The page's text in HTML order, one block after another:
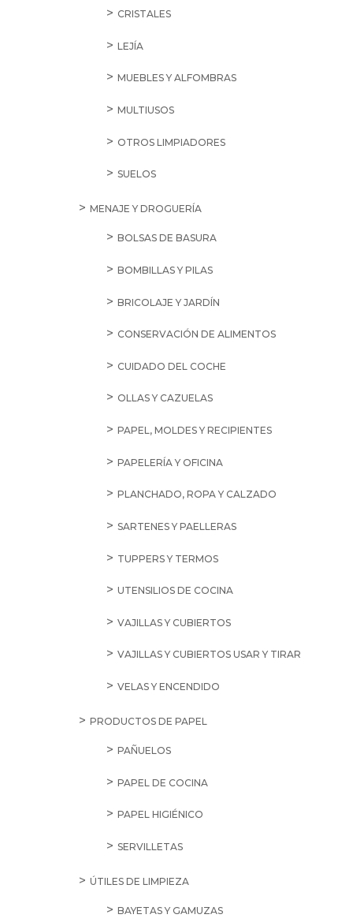
CRISTALES
LEJÍA
MUEBLES Y ALFOMBRAS
MULTIUSOS
OTROS LIMPIADORES
SUELOS
MENAJE Y DROGUERÍA
BOLSAS DE BASURA
BOMBILLAS Y PILAS
BRICOLAJE Y JARDÍN
CONSERVACIÓN DE ALIMENTOS
CUIDADO DEL COCHE
OLLAS Y CAZUELAS
PAPEL, MOLDES Y RECIPIENTES
PAPELERÍA Y OFICINA
PLANCHADO, ROPA Y CALZADO
SARTENES Y PAELLERAS
TUPPERS Y TERMOS
UTENSILIOS DE COCINA
VAJILLAS Y CUBIERTOS
VAJILLAS Y CUBIERTOS USAR Y TIRAR
VELAS Y ENCENDIDO
PRODUCTOS DE PAPEL
PAÑUELOS
PAPEL DE COCINA
PAPEL HIGIÉNICO
SERVILLETAS
ÚTILES DE LIMPIEZA
BAYETAS Y GAMUZAS